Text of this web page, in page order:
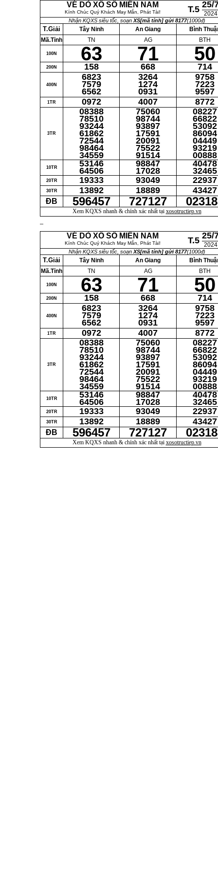
VÉ DÒ XỔ SỐ MIỀN NAM
Kính Chúc Quý Khách May Mắn, Phát Tài! T.5 25/
2024
Nhận KQXS siêu tốc, soạn XS[mã tỉnh] gửi 8177(1000đ)
T.Giải
Mã.Tỉnh
100N
200N
400N
1TR
3TR
10TR
20TR
30TR
ĐB
Tây Ninh
TN
63
158
6823
7579
6562
0972
08388
78510
93244
61862
72544
98464
34559
53146
64506
19333
13892
596457
An Giang
AG
71
668
3264
1274
0931
4007
75060
98744
93897
17591
20091
75522
91514
98847
17028
93049
18889
727127
Bình
BTH
50
714
9758
7223
9597
8772
08227
66822
53092
86094
04449
93219
00888
40478
32465
22937
43427
Xem KQXS nhanh & chính xác nhất tại xosotructiep.vn
VÉ DÒ XỔ SỐ MIỀN NAM
Kính Chúc Quý Khách May Mắn, Phát Tài! T.5 25/
2024
Nhận KQXS siêu tốc, soạn XS[mã tỉnh] gửi 8177(1000đ)
T.Giải
Mã.Tỉnh
100N
200N
400N
1TR
3TR
10TR
20TR
30TR
ĐB
Tây Ninh
TN
63
158
6823
7579
6562
0972
08388
78510
93244
61862
72544
98464
34559
53146
64506
19333
13892
596457
An Giang
AG
71
668
3264
1274
0931
4007
75060
98744
93897
17591
20091
75522
91514
98847
17028
93049
18889
727127
Bình
BTH
50
714
9758
7223
9597
8772
08227
66822
53092
86094
04449
93219
00888
40478
32465
22937
43427
Xem KQXS nhanh & chính xác nhất tại xosotructiep.vn